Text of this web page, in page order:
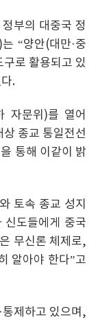
부의 대중국 정
“양안(대만·중
로 활용되고 있
.
자문위)를 열어
종교 통일전선
통해 이같이 밝
토속 종교 성지
신도들에게 중국
무신론 체제로,
알아야 한다”고
통제하고 있으며,